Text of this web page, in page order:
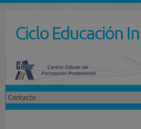
contenidoCiclo Educación